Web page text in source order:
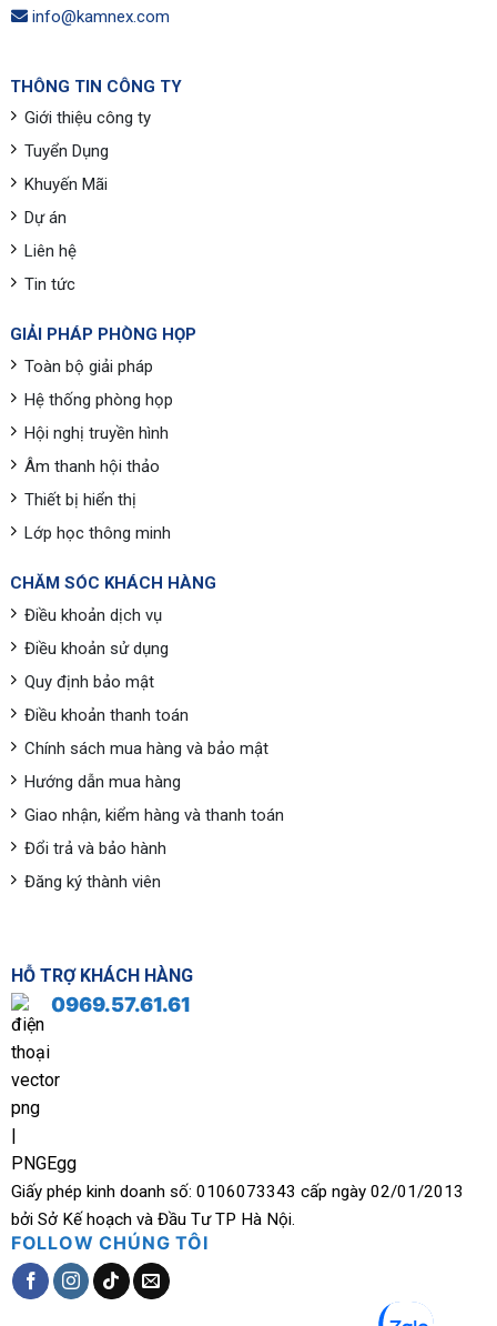
info@kamnex.com
THÔNG TIN CÔNG TY
Giới thiệu công ty
Tuyển Dụng
Khuyến Mãi
Dự án
Liên hệ
Tin tức
GIẢI PHÁP PHÒNG HỌP
Toàn bộ giải pháp
Hệ thống phòng họp
Hội nghị truyền hình
Âm thanh hội thảo
Thiết bị hiển thị
Lớp học thông minh
CHĂM SÓC KHÁCH HÀNG
Điều khoản dịch vụ
Điều khoản sử dụng
Quy định bảo mật
Điều khoản thanh toán
Chính sách mua hàng và bảo mật
Hướng dẫn mua hàng
Giao nhận, kiểm hàng và thanh toán
Đổi trả và bảo hành
Đăng ký thành viên
HỖ TRỢ KHÁCH HÀNG
0969.57.61.61
Giấy phép kinh doanh số: 0106073343 cấp ngày 02/01/2013
bởi Sở Kế hoạch và Đầu Tư TP Hà Nội.
FOLLOW CHÚNG TÔI